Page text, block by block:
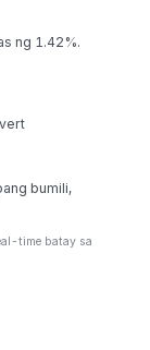
ng 1.42%.
bumili,
time batay sa